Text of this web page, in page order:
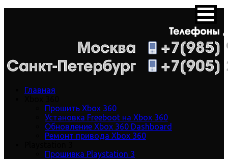
Главная
Прошить Xbox 360
Установка Freeboot на Xbox 360
Обновление Xbox 360 Dashboard
Ремонт привода Xbox 360
Прошивка Playstation 3